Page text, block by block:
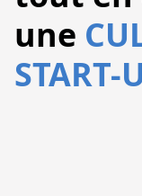
une
START-